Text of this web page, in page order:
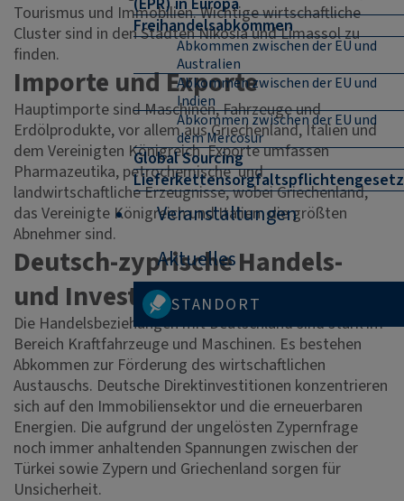
Freihandelsabkommen
Abkommen zwischen der EU und
Australien
Abkommen zwischen der EU und
Indien
Abkommen zwischen der EU und
dem Mercosur
Global Sourcing
Lieferkettensorgfaltspflichtengesetz
Veranstaltungen
Aktuelles
STANDORT
Tourismus und Immobilien. Wichtige wirtschaftliche
Cluster sind in den Städten Nikosia und Limassol zu
finden.
Importe und Exporte
Hauptimporte sind Maschinen, Fahrzeuge und
Erdölprodukte, vor allem aus Griechenland, Italien und
dem Vereinigten Königreich. Exporte umfassen
Pharmazeutika, petrochemische und
landwirtschaftliche Erzeugnisse, wobei Griechenland,
das Vereinigte Königreich und Italien die größten
Abnehmer sind.
Deutsch-zyprische Handels-
und Investitionsbeziehungen
Die Handelsbeziehungen mit Deutschland sind stark im
Bereich Kraftfahrzeuge und Maschinen. Es bestehen
Abkommen zur Förderung des wirtschaftlichen
Austauschs. Deutsche Direktinvestitionen konzentrieren
sich auf den Immobiliensektor und die erneuerbaren
Energien. Die aufgrund der ungelösten Zypernfrage
noch immer anhaltenden Spannungen zwischen der
Türkei sowie Zypern und Griechenland sorgen für
Unsicherheit.